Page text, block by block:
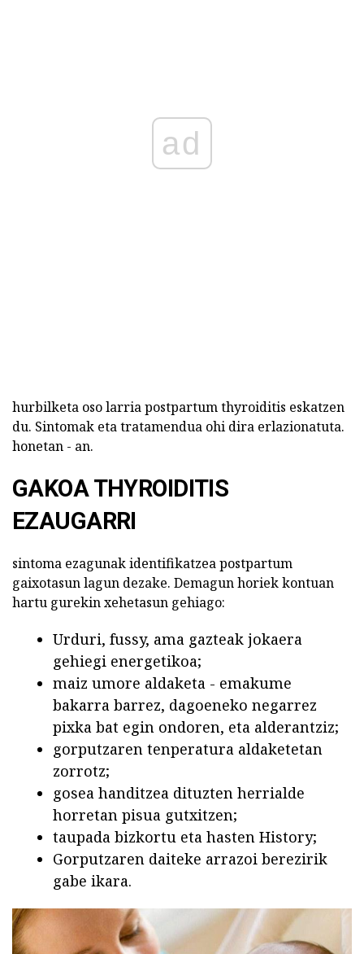
ad
hurbilketa oso larria postpartum thyroiditis eskatzen
du. Sintomak eta tratamendua ohi dira erlazionatuta.
honetan - an.
GAKOA THYROIDITIS
EZAUGARRI
sintoma ezagunak identifikatzea postpartum
gaixotasun lagun dezake. Demagun horiek kontuan
hartu gurekin xehetasun gehiago:
Urduri, fussy, ama gazteak jokaera
gehiegi energetikoa;
maiz umore aldaketa - emakume
bakarra barrez, dagoeneko negarrez
pixka bat egin ondoren, eta alderantziz;
gorputzaren tenperatura aldaketetan
zorrotz;
gosea handitzea dituzten herrialde
horretan pisua gutxitzen;
taupada bizkortu eta hasten History;
Gorputzaren daiteke arrazoi berezirik
gabe ikara.